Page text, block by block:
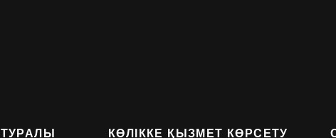
КӨЛІККЕ ҚЫЗМЕТ КӨРСЕТУ